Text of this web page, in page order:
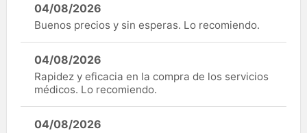
04/08/2026
Buenos precios y sin esperas. Lo recomiendo.
04/08/2026
Rapidez y eficacia en la compra de los servicios
médicos. Lo recomiendo.
04/08/2026